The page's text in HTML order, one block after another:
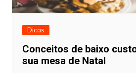
Dicas
Conceitos de baixo
sua mesa de Natal